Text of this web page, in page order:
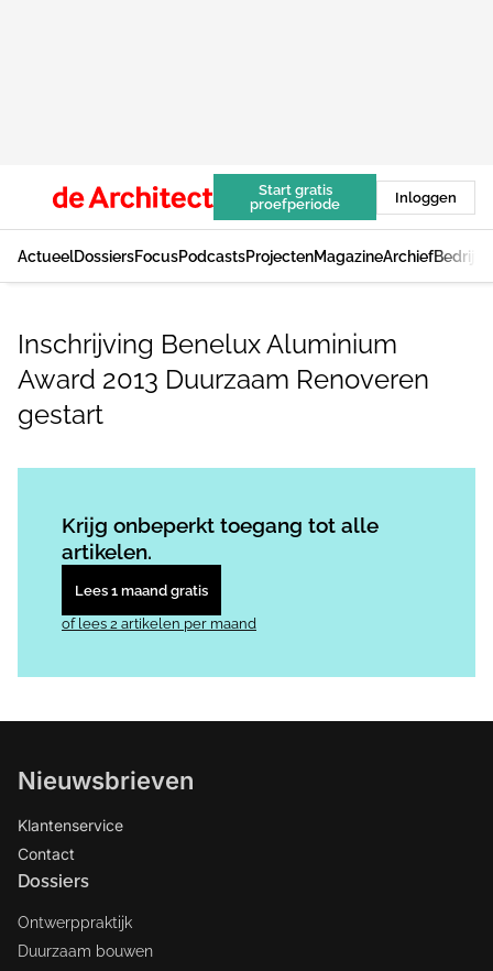
Start gratis
proefperiode
Inloggen
ActueelDossiersFocusPodcastsProjectenMagazineArchief
Inschrijving Benelux Aluminium
Award 2013 Duurzaam Renoveren
gestart
Krijg onbeperkt toegang tot alle
artikelen.
Lees 1 maand gratis
of lees 2 artikelen per maand
Nieuwsbrieven
Klantenservice
Contact
Dossiers
Ontwerppraktijk
Duurzaam bouwen